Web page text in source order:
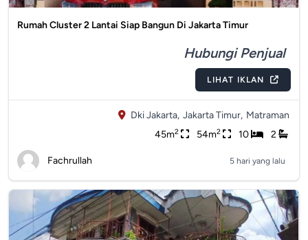
Rumah Cluster 2 Lantai Siap Bangun Di Jakarta Timur
Hubungi Penjual
LIHAT IKLAN
Dki Jakarta, Jakarta Timur, Matraman
45m2 54m2 10 2
Fachrullah 5 hari yang lalu